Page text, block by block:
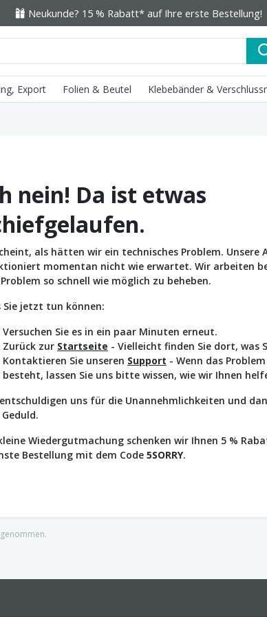
Neukunde? 15 % Rabatt* auf Ihre erste Bestellung!
Export Folien & Beutel Klebebänder &
nein! Da ist etwas
als hätten wir ein technisches Problem. Unsere
momentan nicht wie erwartet. Wir arbeiten
so schnell wie möglich zu beheben.
Sie jetzt tun können:
Versuchen Sie es in ein paar Minuten erneut.
Zurück zur Startseite - Vielleicht finden Sie dort, was
Kontaktieren Sie unseren Support - Wenn das
besteht, lassen Sie uns bitte wissen, wie wir Ihnen
uns für die Unannehmlichkeiten und
Wiedergutmachung schenken wir Ihnen 5 %
Bestellung mit dem Code 5SORRY.